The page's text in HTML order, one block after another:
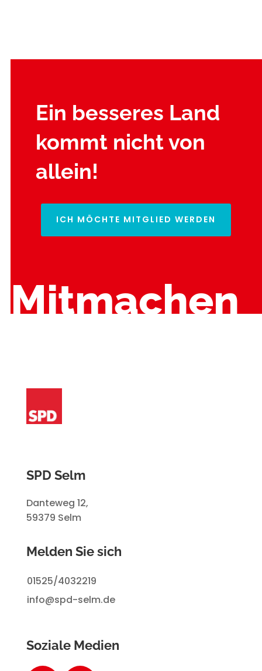
Ein besseres Land
kommt nicht von
allein!
ICH MÖCHTE MITGLIED WERDEN
Mitmachen
SPD Selm
Danteweg 12,
59379 Selm
Melden Sie sich
01525/4032219
info@spd-selm.de
Soziale Medien